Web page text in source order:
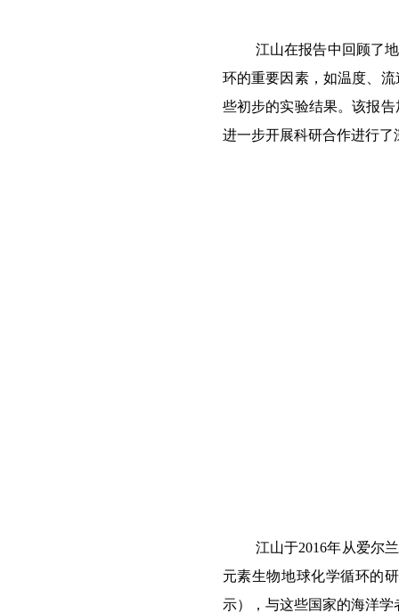
江山在报告中回顾了
环的重要因素，如温度、
些初步的实验结果。该报
进一步开展科研合作进行了
江山于2016年从爱尔
元素生物地球化学循环的
示），与这些国家的海洋